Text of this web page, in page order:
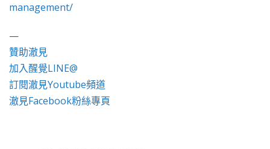
management/
—
贊助澈見
加入醒覺LINE@
訂閱澈見Youtube頻道
澈見Facebook粉絲專頁